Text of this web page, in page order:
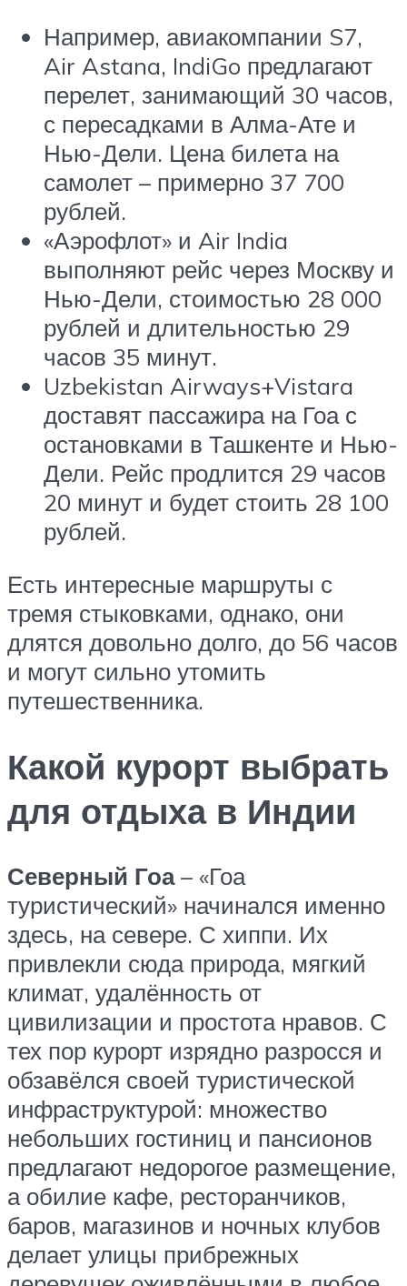
Например, авиакомпании S7,
Air Astana, IndiGo предлагают
перелет, занимающий 30 часов,
с пересадками в Алма-Ате и
Нью-Дели. Цена билета на
самолет – примерно 37 700
рублей.
«Аэрофлот» и Air India
выполняют рейс через Москву и
Нью-Дели, стоимостью 28 000
рублей и длительностью 29
часов 35 минут.
Uzbekistan Airways+Vistara
доставят пассажира на Гоа с
остановками в Ташкенте и Нью-
Дели. Рейс продлится 29 часов
20 минут и будет стоить 28 100
рублей.
Есть интересные маршруты с
тремя стыковками, однако, они
длятся довольно долго, до 56 часов
и могут сильно утомить
путешественника.
Какой курорт выбрать
для отдыха в Индии
Северный Гоа– «Гоа
туристический» начинался именно
здесь, на севере. С хиппи. Их
привлекли сюда природа, мягкий
климат, удалённость от
цивилизации и простота нравов. С
тех пор курорт изрядно разросся и
обзавёлся своей туристической
инфраструктурой: множество
небольших гостиниц и пансионов
предлагают недорогое размещение,
а обилие кафе, ресторанчиков,
баров, магазинов и ночных клубов
делает улицы прибрежных